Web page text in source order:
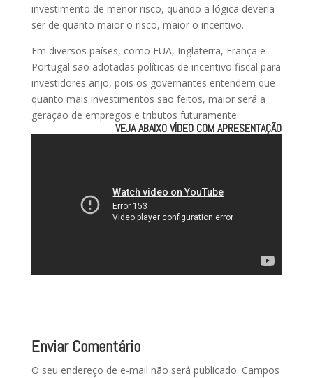
investimento de menor risco, quando a lógica deveria
ser de quanto maior o risco, maior o incentivo.
Em diversos países, como EUA, Inglaterra, França e
Portugal são adotadas políticas de incentivo fiscal para
investidores anjo, pois os governantes entendem que
quanto mais investimentos são feitos, maior será a
geração de empregos e tributos futuramente.
VEJA ABAIXO VÍDEO COM APRESENTAÇÃO
Enviar Comentário
O seu endereço de e-mail não será publicado. Campos